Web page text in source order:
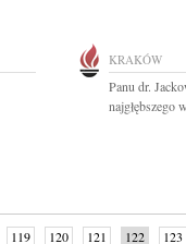
KRAKÓW
Panu dr.
najgłębszego
119 120 121 122 123